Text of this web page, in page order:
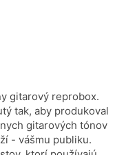
gitarový reprobox.
tak, aby produkoval
gitarových tónov
- vášmu publiku.